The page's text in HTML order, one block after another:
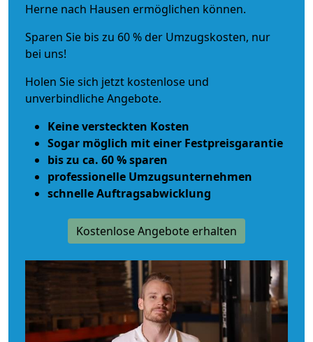
Herne nach Hausen ermöglichen können.
Sparen Sie bis zu 60 % der Umzugskosten, nur
bei uns!
Holen Sie sich jetzt kostenlose und
unverbindliche Angebote.
Keine versteckten Kosten
Sogar möglich mit einer Festpreisgarantie
bis zu ca. 60 % sparen
professionelle Umzugsunternehmen
schnelle Auftragsabwicklung
Kostenlose Angebote erhalten